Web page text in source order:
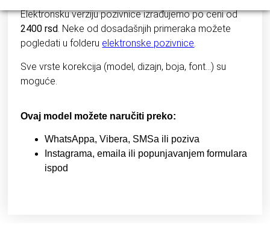
Elektronsku verziju pozivnice izrađujemo po ceni od
2400 rsd. Neke od dosadašnjih primeraka možete
pogledati u folderu elektronske pozivnice.
Sve vrste korekcija (model, dizajn, boja, font…) su
moguće.
Ovaj model možete naručiti preko:
WhatsAppa, Vibera, SMSa ili poziva
Instagrama, emaila ili popunjavanjem formulara
ispod